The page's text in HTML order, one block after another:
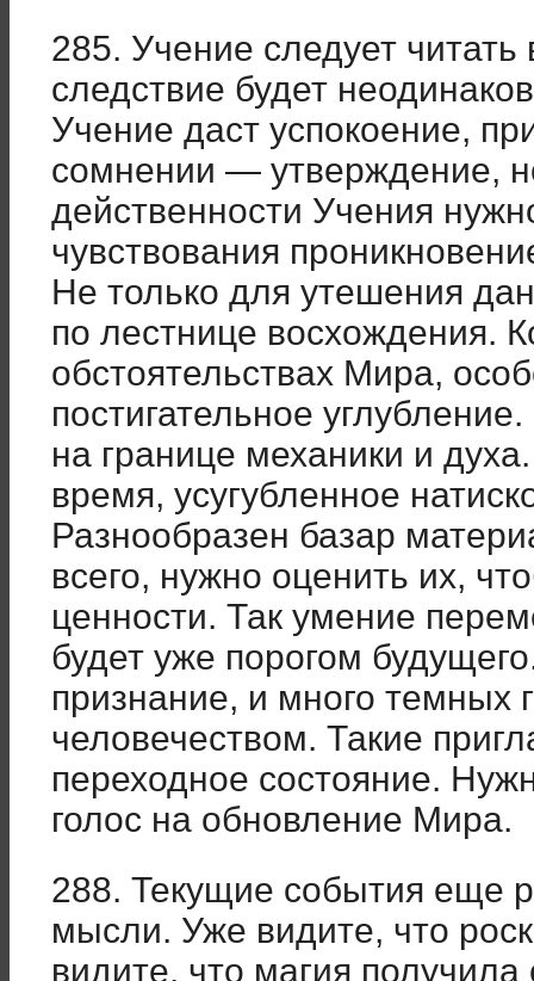
285. Учение следует
следствие будет
Учение даст успокоение,
сомнении — утверждение,
действенности Учения
чувствования
Не только для утешения
по лестнице восхождения.
обстоятельствах Мира,
постигательное
на границе механики и
время, усугубленное
Разнообразен базар
всего, нужно оценить их,
ценности. Так умение
будет уже порогом
признание, и много темных
человечеством. Такие
переходное состояние.
голос на обновление Мира.
288. Текущие события еще
мысли. Уже видите, что
видите, что магия